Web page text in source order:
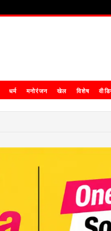
धर्म मनोरंजन खेल विशेष